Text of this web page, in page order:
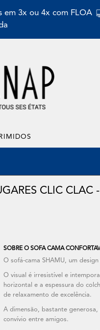
em 3x ou 4x com FLOA
CLIC CLAC
SOBRE O SOFA CAMA
O sofá-cama SHAMU, um design
O visual é irresistível e
horizontal e a espessura do
de relaxamento de excelência.
A dimensão, bastante
convívio entre amigos.